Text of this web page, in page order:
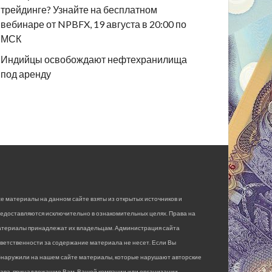
трейдинге? Узнайте на бесплатном
вебинаре от NPBFX, 19 августа в 20:00 по
МСК
Индийцы освобождают нефтехранилища
под аренду
материалы на данном сайте взяты из открытых источников и
исключительно в ознакомительных целях. Права на
принадлежат их владельцам. Администрация сайта
за содержание материала не несет. Если Вы
на нашем сайте материалы, которые нарушают авторские